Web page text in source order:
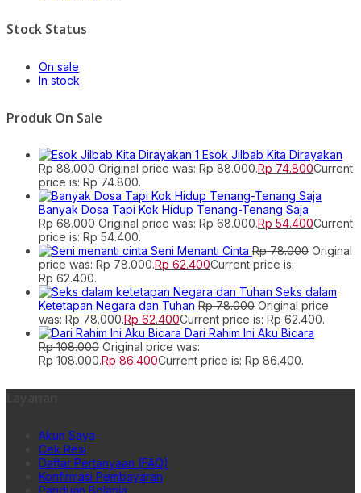
Stock Status
On sale
In stock
Produk On Sale
Esok Jilbab Kita Dirayakan
Rp88.000 Original price was: Rp 88.000.Rp 74.800Current
price is: Rp 74.800.
Banyak Dosa Tapi Kok Hidup Tenang-Tenang Saja
Rp68.000 Original price was: Rp 68.000.Rp 54.400Current
price is: Rp 54.400.
Seni Menanti Cinta Rp78.000 Original
price was: Rp 78.000.Rp 62.400Current price is:
Rp 62.400.
Seks dalam
Ketetapan Negara dan Tuhan Rp78.000 Original price
was: Rp 78.000.Rp 62.400Current price is: Rp 62.400.
Dari Rahim Ini Aku Bicara
Rp108.000 Original price was:
Rp 108.000.Rp 86.400Current price is: Rp 86.400.
Akun Saya
Cek Resi
Daftar Pertanyaan (FAQ)
Konfirmasi Pembayaran
Panduan Belanja